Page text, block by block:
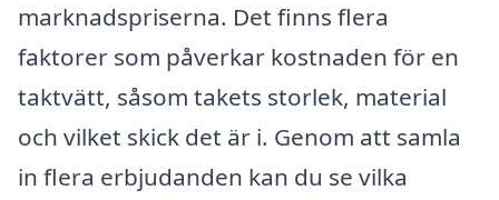
marknadspriserna. Det finns flera
faktorer som påverkar kostnaden för en
taktvätt, såsom takets storlek, material
och vilket skick det är i. Genom att samla
in flera erbjudanden kan du se vilka